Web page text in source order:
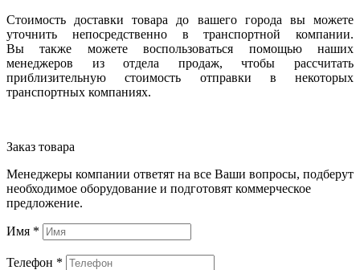
Стоимость доставки товара до вашего города вы можете
уточнить непосредственно в транспортной компании.
Вы также можете воспользоваться помощью наших
менеджеров из отдела продаж, чтобы рассчитать
приблизительную стоимость отправки в некоторых
транспортных компаниях.
Заказ товара
Менеджеры компании ответят на все Ваши вопросы, подберут
необходимое оборудование и подготовят коммерческое
предложение.
Имя *
Телефон *